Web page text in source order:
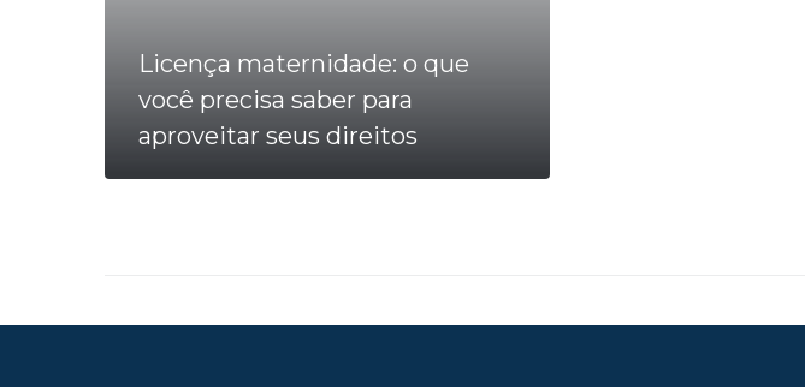
Licença maternidade: o que
você precisa saber para
aproveitar seus direitos